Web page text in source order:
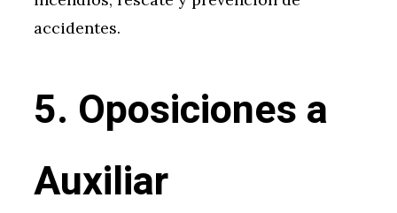
accidentes.
5. Oposiciones a
Auxiliar